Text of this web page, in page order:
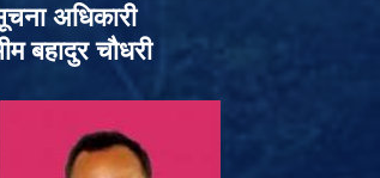
अधिकारी
बहादुर चौधरी